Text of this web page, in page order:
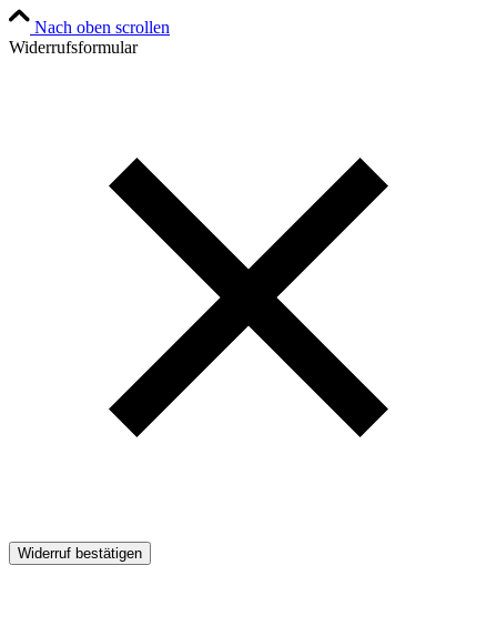
Nach oben scrollen
Widerrufsformular
Widerruf bestätigen